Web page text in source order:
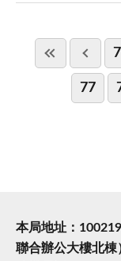
77
本局地址：
聯合辦公大樓北棟